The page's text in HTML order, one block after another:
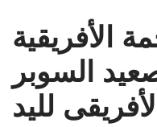
الأفريقية
السوبر
الأفريقى لليد